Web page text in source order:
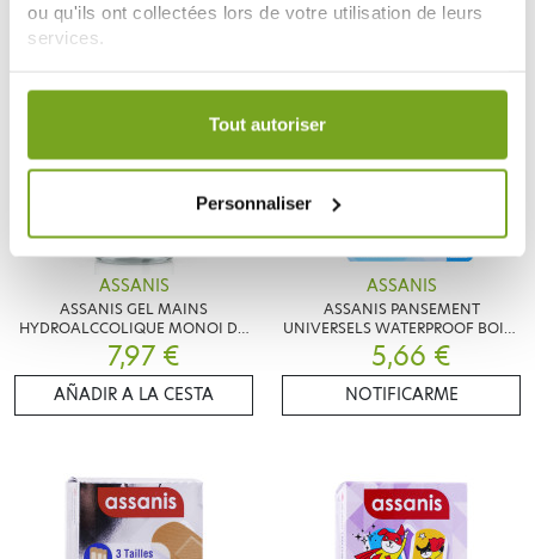
ou qu'ils ont collectées lors de votre utilisation de leurs
services.
Votre choix de consentement est conservé pendant une
Tout autoriser
Personnaliser
ASSANIS
ASSANIS GEL MAINS
HYDROALCCOLIQUE MONOI DU
PARADIS 500ML
7,97 €
AÑADIR A LA CESTA
ASSANIS
ASSANIS PANSEMENT
UNIVERSELS WATERPROOF BOITE
DE 20 PANSEMENTS
5,66 €
NOTIFICARME